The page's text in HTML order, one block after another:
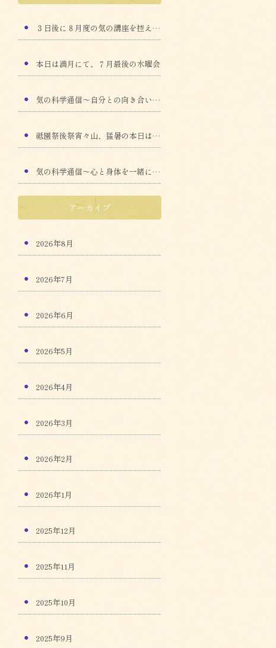
３日後に８月度の気の講座を控えて、本日も猛暑 の水曜会
本日は満月にて、７月最後の水曜会
気の科学通信～自分との向き合い方～
祗園祭後祭宵々山、猛暑の本日は水曜会
気の科学通信～心と身体を一緒に見つめる～
アーカイブ
2026年8月
2026年7月
2026年6月
2026年5月
2026年4月
2026年3月
2026年2月
2026年1月
2025年12月
2025年11月
2025年10月
2025年9月